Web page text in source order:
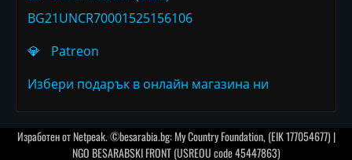
BG21UNCR70001525156106
💎
Patreon
Избери подарък в онлайн магазина ни
Изработен отNetpeak. ©besarabia.bg: My Country Foundation, (EIK 177054677) |
NGO BESARABSKI FRONT (USREOU code 45447863)